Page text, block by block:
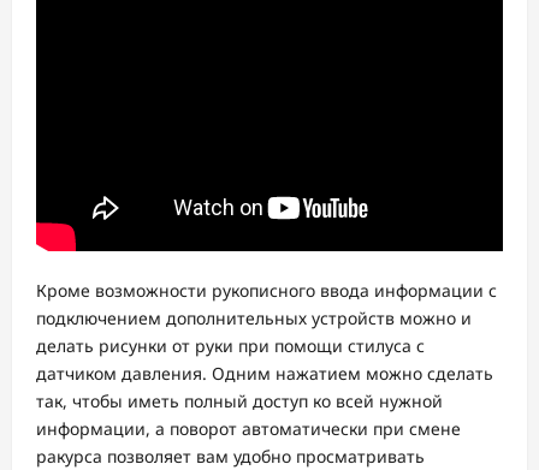
Кроме возможности рукописного ввода информации с
подключением дополнительных устройств можно и
делать рисунки от руки при помощи стилуса с
датчиком давления. Одним нажатием можно сделать
так, чтобы иметь полный доступ ко всей нужной
информации, а поворот автоматически при смене
ракурса позволяет вам удобно просматривать